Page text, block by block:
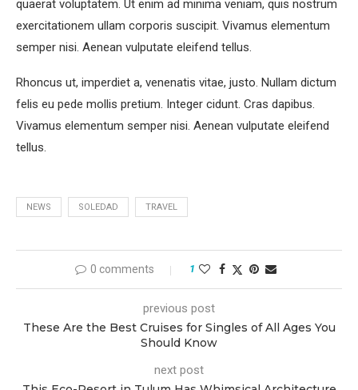
quaerat voluptatem. Ut enim ad minima veniam, quis nostrum
exercitationem ullam corporis suscipit. Vivamus elementum
semper nisi. Aenean vulputate eleifend tellus.
Rhoncus ut, imperdiet a, venenatis vitae, justo. Nullam dictum
felis eu pede mollis pretium. Integer cidunt. Cras dapibus.
Vivamus elementum semper nisi. Aenean vulputate eleifend
tellus.
NEWS SOLEDAD TRAVEL
0 comments 1
previous post
These Are the Best Cruises for Singles of All Ages You
Should Know
next post